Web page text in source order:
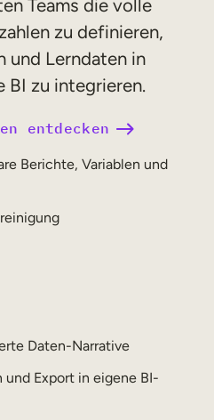
Teams die volle
zu definieren,
und Lerndaten in
BI zu integrieren.
entdecken
Berichte, Variablen und
Daten-Narrative
Export in eigene BI-